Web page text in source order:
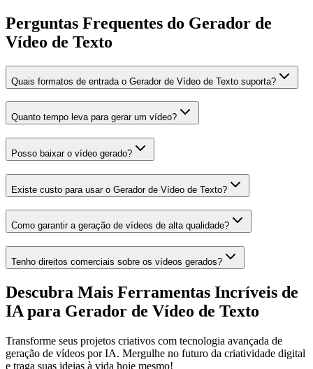
Perguntas Frequentes do Gerador de
Vídeo de Texto
Quais formatos de entrada o Gerador de Vídeo de Texto suporta?
Quanto tempo leva para gerar um vídeo?
Posso baixar o vídeo gerado?
Existe custo para usar o Gerador de Vídeo de Texto?
Como garantir a geração de vídeos de alta qualidade?
Tenho direitos comerciais sobre os vídeos gerados?
Descubra Mais Ferramentas Incríveis de
IA para Gerador de Vídeo de Texto
Transforme seus projetos criativos com tecnologia avançada de
geração de vídeos por IA. Mergulhe no futuro da criatividade digital
e traga suas ideias à vida hoje mesmo!